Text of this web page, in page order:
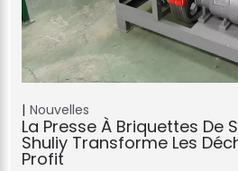
Nouvelles
La Presse À Briquettes De
Shuliy Transforme Les
Profit